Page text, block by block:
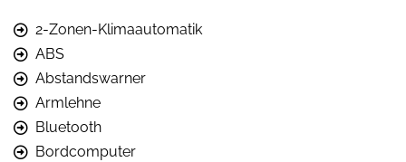
2-Zonen-Klimaautomatik
ABS
Abstandswarner
Armlehne
Bluetooth
Bordcomputer